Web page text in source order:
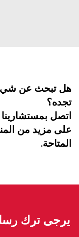
هل تبحث عن شيءٍ
تجده؟
اتصل
على مزيد من
المتاحة.
يرجى ترك